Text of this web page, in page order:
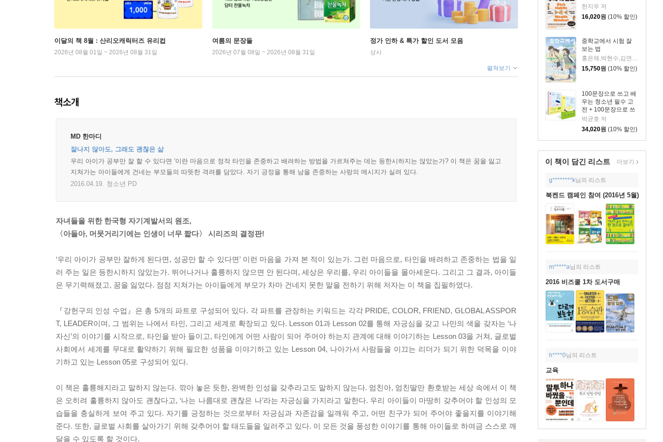
한지우 저
16,020원 (10% 할인)
중학교에서 시험 잘
보는 법
15,750원 (10% 할인)
100문장으로 쓰고 배
우는 청소년 필수 고
전 + 100문장으로 쓰
고 배우는 청소년 필
수 철학 세트
박균호 저
34,020원 (10% 할인)
이 책이 담긴 리스트 더보기
g********k님의 리스트
북켄드 캠페인 참여 (2016년 5월)
m*****a님의 리스트
2016 비즈쿨 1차 도서구매
h****0님의 리스트
교육
이달의 책 8월 : 산리오캐릭터즈 유리컵
2026년 08월 01일 ~ 2026년 08월 31일
여름의 문장들
2026년 07월 08일 ~ 2026년 08월 31일
정가 인하 & 특가 할인 도서 모음
상시
펼쳐보기
책소개
MD 한마디
잘나지 않아도, 그래도 괜찮은 삶
우리 아이가 공부만 잘 할 수 있다면 '이란 마음으로 정작 타인을 존중하고 배려하는 방법을 가르쳐주는 데는 등한시하지는 않았는가? 이 책은 꿈을 잃고
지쳐가는 아이들에게 건네는 부모들의 따뜻한 격려를 담았다. 자기 긍정을 통해 남을 존중하는 사랑의 메시지가 실려 있다.
2016.04.19. 청소년 PD
자녀들을 위한 한국형 자기계발서의 원조,
〈아들아, 머뭇거리기에는 인생이 너무 짧다〉 시리즈의 결정판!
‘우리 아이가 공부만 잘하게 된다면, 성공만 할 수 있다면’ 이런 마음을 가져 본 적이 있는가. 그런 마음으로, 타인을 배려하고 존중하는 법을 일
러 주는 일은 등한시하지 않았는가. 뛰어나거나 훌륭하지 않으면 안 된다며, 세상은 우리를, 우리 아이들을 몰아세운다. 그리고 그 결과, 아이들
은 무기력해졌고, 꿈을 잃었다. 점점 지쳐가는 아이들에게 부모가 차마 건네지 못한 말을 전하기 위해 저자는 이 책을 집필하였다.
『강헌구의 인성 수업』은 총 5개의 파트로 구성되어 있다. 각 파트를 관장하는 키워드는 각각 PRIDE, COLOR, FRIEND, GLOBAL ASSPOR
T, LEADER이며, 그 범위는 나에서 타인, 그리고 세계로 확장되고 있다. Lesson 01과 Lesson 02를 통해 자긍심을 갖고 나만의 색을 갖자는 ‘나
자신’의 이야기를 시작으로, 타인을 받아 들이고, 타인에게 어떤 사람이 되어 주어야 하는지 관계에 대해 이야기하는 Lesson 03을 거쳐, 글로벌
사회에서 세계를 무대로 활약하기 위해 필요한 성품을 이야기하고 있는 Lesson 04, 나아가서 사람들을 이끄는 리더가 되기 위한 덕목을 이야
기하고 있는 Lesson 05로 구성되어 있다.
이 책은 훌륭해지라고 말하지 않는다. 깎아 놓은 듯한, 완벽한 인성을 갖추라고도 말하지 않는다. 엄친아, 엄친딸만 환호받는 세상 속에서 이 책
은 오히려 훌륭하지 않아도 괜찮다고, ‘나는 나름대로 괜찮은 나’라는 자긍심을 가지라고 말한다. 우리 아이들이 마땅히 갖추어야 할 인성의 모
습들을 충실하게 보여 주고 있다. 자기를 긍정하는 것으로부터 자긍심과 자존감을 일깨워 주고, 어떤 친구가 되어 주어야 좋을지를 이야기해
준다. 또한, 글로벌 사회를 살아가기 위해 갖추어야 할 태도들을 일러주고 있다. 이 모든 것을 풍성한 이야기를 통해 아이들로 하여금 스스로 깨
달을 수 있도록 할 것이다.